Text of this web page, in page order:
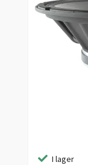
I lager